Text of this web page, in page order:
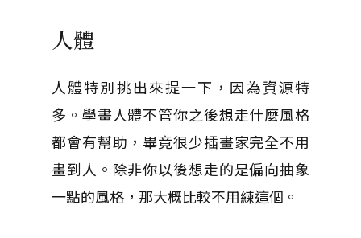
人體
人體特別挑出來提一下，因為資源特
多。學畫人體不管你之後想走什麼風格
都會有幫助，畢竟很少插畫家完全不用
畫到人。除非你以後想走的是偏向抽象
一點的風格，那大概比較不用練這個。